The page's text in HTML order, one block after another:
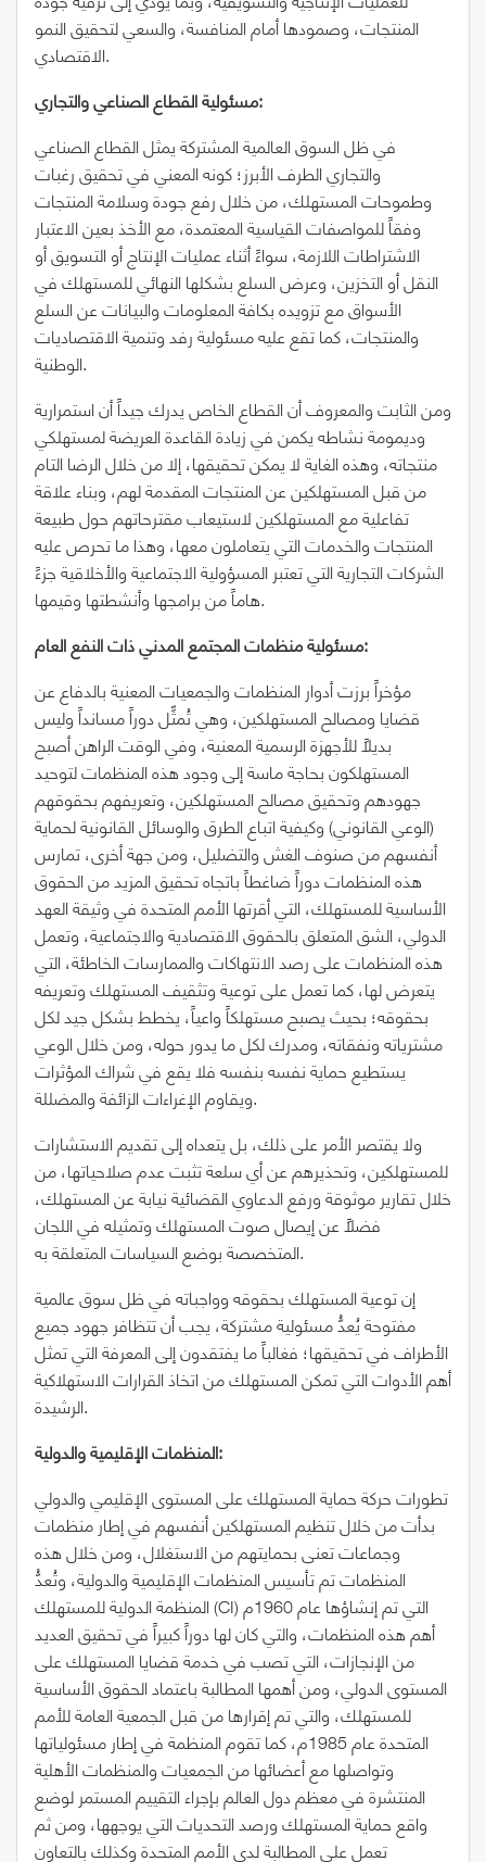
المنتجات، وصمودها أمام المنافسة، والسعي لتحقيق النمو
الاقتصادي.
مسئولية القطاع الصناعي والتجاري:
في ظل السوق العالمية المشتركة يمثل القطاع الصناعي
والتجاري الطرف الأبرز؛ كونه المعني في تحقيق رغبات
وطموحات المستهلك، من خلال رفع جودة وسلامة المنتجات
وفقاً للمواصفات القياسية المعتمدة، مع الأخذ بعين الاعتبار
الاشتراطات اللازمة، سواءً أثناء عمليات الإنتاج أو التسويق أو
النقل أو التخزين، وعرض السلع بشكلها النهائي للمستهلك في
الأسواق مع تزويده بكافة المعلومات والبيانات عن السلع
والمنتجات، كما تقع عليه مسئولية رفد وتنمية الاقتصاديات
الوطنية.
ومن الثابت والمعروف أن القطاع الخاص يدرك جيداً أن استمرارية
وديمومة نشاطه يكمن في زيادة القاعدة العريضة لمستهلكي
منتجاته، وهذه الغاية لا يمكن تحقيقها، إلا من خلال الرضا التام
من قبل المستهلكين عن المنتجات المقدمة لهم، وبناء علاقة
تفاعلية مع المستهلكين لاستيعاب مقترحاتهم حول طبيعة
المنتجات والخدمات التي يتعاملون معها، وهذا ما تحرص عليه
الشركات التجارية التي تعتبر المسؤولية الاجتماعية والأخلاقية جزءً
هاماً من برامجها وأنشطتها وقيمها.
مسئولية منظمات المجتمع المدني ذات النفع العام:
مؤخراً برزت أدوار المنظمات والجمعيات المعنية بالدفاع عن
قضايا ومصالح المستهلكين، وهي تُمثِّل دوراً مسانداً وليس
بديلاً للأجهزة الرسمية المعنية، وفي الوقت الراهن أصبح
المستهلكون بحاجة ماسة إلى وجود هذه المنظمات لتوحيد
جهودهم وتحقيق مصالح المستهلكين، وتعريفهم بحقوقهم
(الوعي القانوني) وكيفية اتباع الطرق والوسائل القانونية لحماية
أنفسهم من صنوف الغش والتضليل، ومن جهة أخرى، تمارس
هذه المنظمات دوراً ضاغطاً باتجاه تحقيق المزيد من الحقوق
الأساسية للمستهلك، التي أقرتها الأمم المتحدة في وثيقة العهد
الدولي، الشق المتعلق بالحقوق الاقتصادية والاجتماعية، وتعمل
هذه المنظمات على رصد الانتهاكات والممارسات الخاطئة، التي
يتعرض لها، كما تعمل على توعية وتثقيف المستهلك وتعريفه
بحقوقه؛ بحيث يصبح مستهلكاً واعياً، يخطط بشكل جيد لكل
مشترياته ونفقاته، ومدرك لكل ما يدور حوله، ومن خلال الوعي
يستطيع حماية نفسه بنفسه فلا يقع في شراك المؤثرات
ويقاوم الإغراءات الزائفة والمضللة.
ولا يقتصر الأمر على ذلك، بل يتعداه إلى تقديم الاستشارات
للمستهلكين، وتحذيرهم عن أي سلعة تثبت عدم صلاحياتها، من
خلال تقارير موثوقة ورفع الدعاوي القضائية نيابة عن المستهلك،
فضلاً عن إيصال صوت المستهلك وتمثيله في اللجان
المتخصصة بوضع السياسات المتعلقة به.
إن توعية المستهلك بحقوقه وواجباته في ظل سوق عالمية
مفتوحة يُعدُّ مسئولية مشتركة، يجب أن تتظافر جهود جميع
الأطراف في تحقيقها؛ فغالباً ما يفتقدون إلى المعرفة التي تمثل
أهم الأدوات التي تمكن المستهلك من اتخاذ القرارات الاستهلاكية
الرشيدة.
المنظمات الإقليمية والدولية:
تطورات حركة حماية المستهلك على المستوى الإقليمي والدولي
بدأت من خلال تنظيم المستهلكين أنفسهم في إطار منظمات
وجماعات تعنى بحمايتهم من الاستغلال، ومن خلال هذه
المنظمات تم تأسيس المنظمات الإقليمية والدولية، وتُعدُّ
المنظمة الدولية للمستهلك (CI) التي تم إنشاؤها عام 1960م
أهم هذه المنظمات، والتي كان لها دوراً كبيراً في تحقيق العديد
من الإنجازات، التي تصب في خدمة قضايا المستهلك على
المستوى الدولي، ومن أهمها المطالبة باعتماد الحقوق الأساسية
للمستهلك، والتي تم إقرارها من قبل الجمعية العامة للأمم
المتحدة عام 1985م، كما تقوم المنظمة في إطار مسئولياتها
وتواصلها مع أعضائها من الجمعيات والمنظمات الأهلية
المنتشرة في معظم دول العالم بإجراء التقييم المستمر لوضع
واقع حماية المستهلك ورصد التحديات التي يوجهها، ومن ثم
تعمل على المطالبة لدى الأمم المتحدة وكذلك بالتعاون